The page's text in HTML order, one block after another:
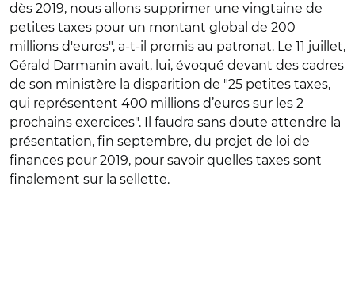
dès 2019, nous allons supprimer une vingtaine de
petites taxes pour un montant global de 200
millions d'euros", a-t-il promis au patronat. Le 11 juillet,
Gérald Darmanin avait, lui, évoqué devant des cadres
de son ministère la disparition de "25 petites taxes,
qui représentent 400 millions d’euros sur les 2
prochains exercices". Il faudra sans doute attendre la
présentation, fin septembre, du projet de loi de
finances pour 2019, pour savoir quelles taxes sont
finalement sur la sellette.